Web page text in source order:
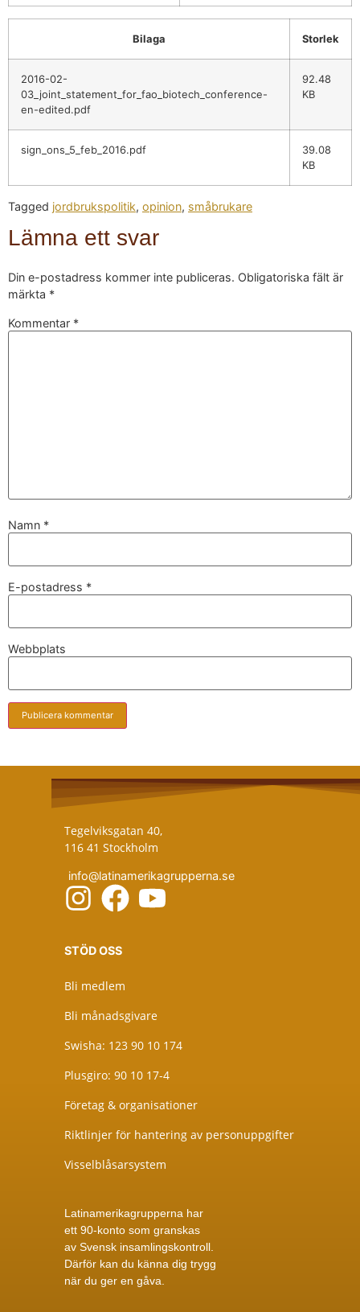
Bilaga Storlek
2016-02-
03_joint_statement_for_fao_biotech_conference-
en-edited.pdf
92.48
KB
sign_ons_5_feb_2016.pdf
39.08
KB
Tagged jordbrukspolitik, opinion, småbrukare
Lämna ett svar
Din e-postadress kommer inte publiceras. Obligatoriska fält är
märkta *
Kommentar *
Namn *
E-postadress *
Webbplats
Tegelviksgatan 40,
116 41 Stockholm
info@latinamerikagrupperna.se
STÖD OSS
Bli medlem
Bli månadsgivare
Swisha: 123 90 10 174
Plusgiro: 90 10 17-4
Företag & organisationer
Riktlinjer för hantering av personuppgifter
Visselblåsarsystem
Latinamerikagrupperna har
ett 90-konto som granskas
av Svensk insamlingskontroll
Därför kan du känna dig trygg
när du ger en gåva.